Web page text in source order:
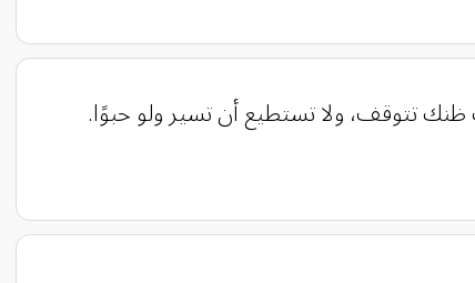
تتوقف، ولا تستطيع أن تسير ولو حبوًا.